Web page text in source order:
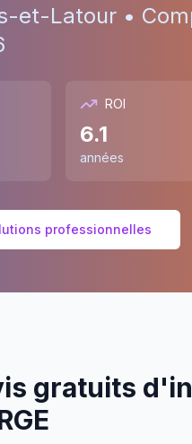
et-Latour •
ROI
6.1
années
professionnelles
gratuits